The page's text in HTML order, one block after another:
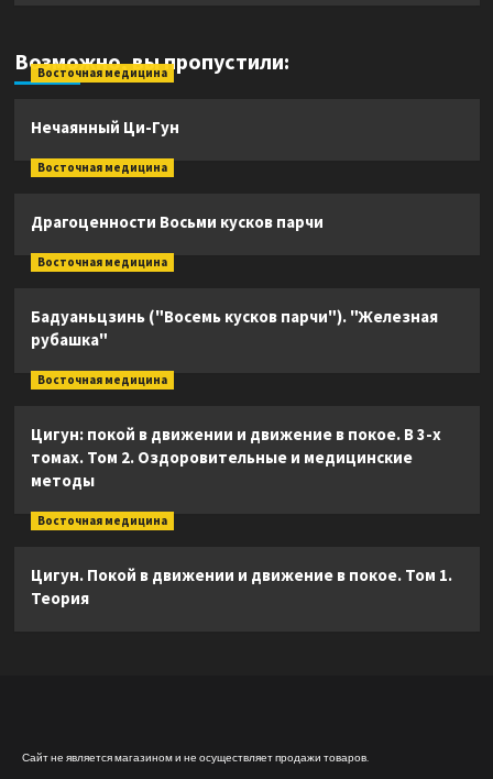
Возможно, вы пропустили:
Восточная медицина
Нечаянный Ци-Гун
Восточная медицина
Драгоценности Восьми кусков парчи
Восточная медицина
Бадуаньцзинь ("Восемь кусков парчи"). "Железная
рубашка"
Восточная медицина
Цигун: покой в движении и движение в покое. В 3-х
томах. Том 2. Оздоровительные и медицинские
методы
Восточная медицина
Цигун. Покой в движении и движение в покое. Том 1.
Теория
Сайт не является магазином и не осуществляет продажи товаров.